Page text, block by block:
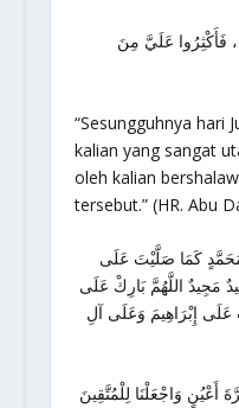
فَأَكْثِرُوا عَلَيَّ مِنَ
“Sesungguhnya hari
kalian yang sangat
oleh kalian
tersebut.” (HR. Abu
كَمَا صَلَّيْتَ عَلَى
مَجِيدٌ اللَّهُمَّ بَارِكْ عَلَى
إِبْرَاهِيمَ وَعَلَى آلِ
أَعْيُنٍ وَاجْعَلْنَا لِلْمُتَّقِينَ